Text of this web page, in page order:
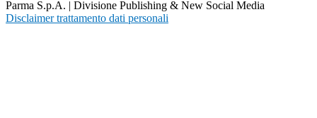
Parma S.p.A. | Divisione Publishing & New Social Media
Disclaimer trattamento dati personali